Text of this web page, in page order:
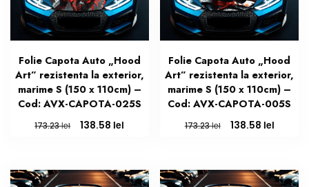
Folie Capota Auto „Hood
Art” rezistenta la exterior,
marime S (150 x 110cm) –
Cod: AVX-CAPOTA-025S
173.23lei
Prețul
173.23 lei.
138.58 lei
Folie Capota Auto „Hood
Art” rezistenta la exterior,
marime S (150 x 110cm) –
Cod: AVX-CAPOTA-005S
173.23lei
Prețul
173.23 lei.
138.58 leiPrețul